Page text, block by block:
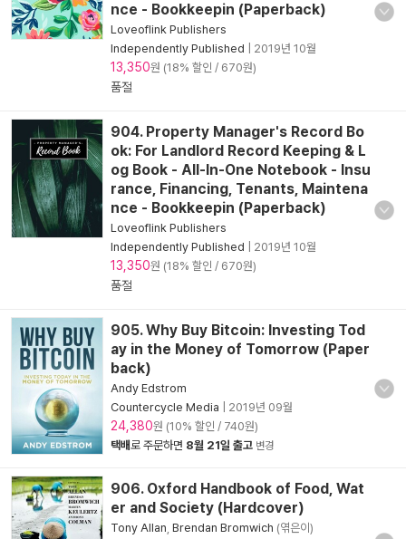
nce - Bookkeepin (Paperback)
Loveoflink Publishers
Independently Published
2019년 10월
13,350원 (18% 할인 / 670원)
품절
904. Property Manager's Record Bo
ok: For Landlord Record Keeping & L
og Book - All-In-One Notebook - Insu
rance, Financing, Tenants, Maintena
nce - Bookkeepin (Paperback)
Loveoflink Publishers
Independently Published
2019년 10월
13,350원 (18% 할인 / 670원)
품절
905. Why Buy Bitcoin: Investing Tod
ay in the Money of Tomorrow (Paper
back)
Andy Edstrom
Countercycle Media
2019년 09월
24,380원 (10% 할인 / 740원)
택배로 주문하면 8월 21일 출고 변경
906. Oxford Handbook of Food, Wat
er and Society (Hardcover)
Tony Allan Brendan Bromwich (엮은이)